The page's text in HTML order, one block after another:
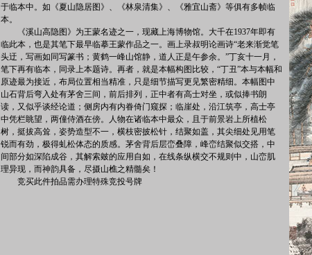
于临本中。如《夏山隐居图》、《林泉清集》、《雅宜山斋》等俱有多帧临
本。
《溪山高隐图》为王蒙名迹之一，现藏上海博物馆。大千在1937年即有
临此本，也是其笔下最早临摹王蒙作品之一。画上录叔明论画诗“老来渐觉笔
头迂，写画如同写篆书；黄鹤一峰山馆静，道人正是午参余。”丁亥十一月，
笔下再有临本，同录上本题诗。再者，就是本幅构图比较，“丁丑”本与本幅和
原迹最为接近，布局位置相当精准，只是细节描写更见繁密精细。本幅图中
山石背后弯入处有茅舍三间，前后排列，正中者有高士对坐，或似捧书朗
读，又似乎谈经论道；侧房内有内眷倚门窥探；临崖处，沿江筑亭，高士亭
中凭栏眺望，两僮侍酒在傍。人物在诸临本中最众，且于前景岩上所植松
树，挺拔高耸，姿势造型不一，横枝密披松针，结聚如盖，其尖细处见用笔
锐而有劲，极得虬松体态的质感。茅舍背后层峦叠障，峰峦结聚似交搭，中
间部分如深陷成谷，其解索皴的应用自如，在线条纵横交不规则中，山峦肌
理异现，而神韵具备，尽摄山樵之精髓矣！
竞买此件拍品需办理特殊竞投号牌